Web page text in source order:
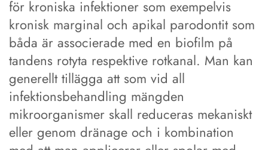
för kroniska infektioner som exempelvis
kronisk marginal och apikal parodontit som
båda är associerade med en biofilm på
tandens rotyta respektive rotkanal. Man kan
generellt tillägga att som vid all
infektionsbehandling mängden
mikroorganismer skall reduceras mekaniskt
eller genom dränage och i kombination